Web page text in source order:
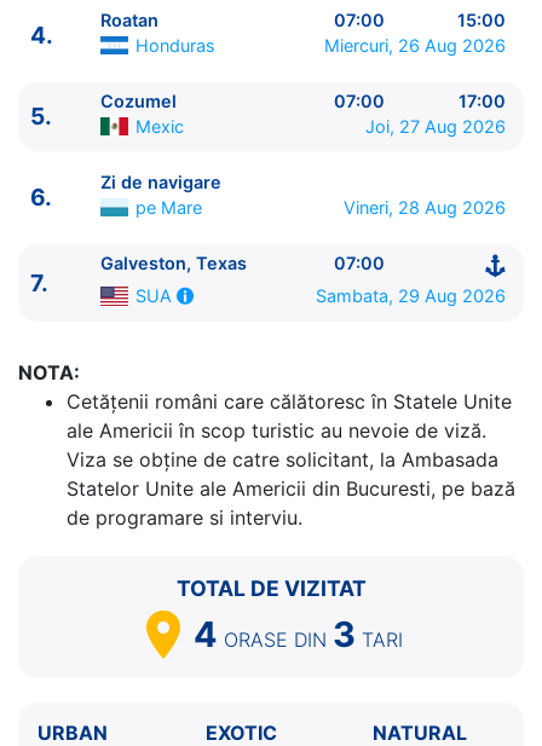
ITINERARIU
----------------------------------------
1. Galveston, Texas
⚓ - 15:00
Costa Maya Mexic 11:59 - 19:00
4.
Roatan Honduras
07:00 - 15:00
7. Galveston, Texas
4.
Roatan 07:00
15:00
Honduras
Miercuri, 26 Aug 2026
5.
Cozumel 07:00
17:00
Mexic
Joi, 27 Aug 2026
6.
Zi de navigare
pe Mare
Vineri, 28 Aug 2026
7.
Galveston, Texas
07:00
SUA
Sambata, 29 Aug 2026
NOTA:
Cetăţenii români care călătoresc în Statele Unite
ale Americii în scop turistic au nevoie de viză.
Viza se obține de catre solicitant, la Ambasada
Statelor Unite ale Americii din Bucuresti, pe bază
de programare si interviu.
TOTAL DE VIZITAT
4 ORASE DIN 3 TARI
URBAN
EXOTIC
NATURAL